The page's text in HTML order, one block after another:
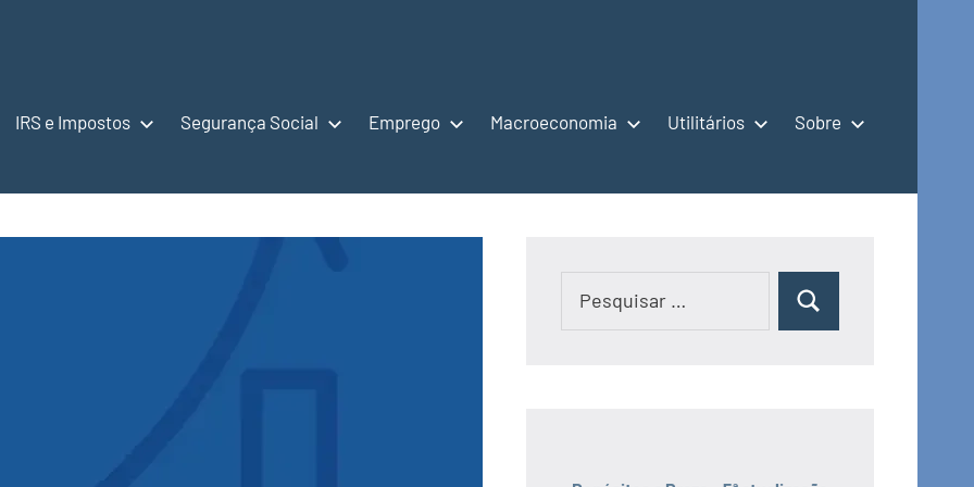
IRS e Impostos Segurança Social Emprego Macroeconomia Utilitários Sobre
Pesquisar